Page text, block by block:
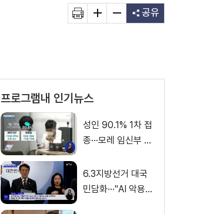
공유
프로그램내 인기뉴스
성인 90.1% 1차 접
종···모레 임신부 사
6.3지방선거 대국
민담화···"AI 악용